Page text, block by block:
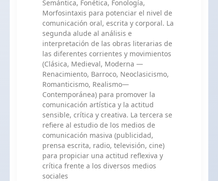
Semántica, Fonética, Fonología,
Morfosintaxis para potenciar el nivel de
comunicación oral, escrita y corporal. La
segunda alude al análisis e
interpretación de las obras literarias de
las diferentes corrientes y movimientos
(Clásica, Medieval, Moderna —
Renacimiento, Barroco, Neoclasicismo,
Romanticismo, Realismo—
Contemporánea) para promover la
comunicación artística y la actitud
sensible, crítica y creativa. La tercera se
refiere al estudio de los medios de
comunicación masiva (publicidad,
prensa escrita, radio, televisión, cine)
para propiciar una actitud reflexiva y
crítica frente a los diversos medios
sociales